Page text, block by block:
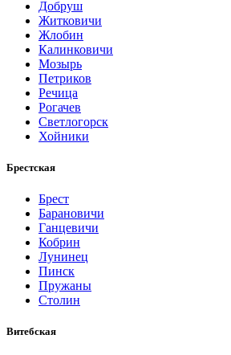
Добруш
Житковичи
Жлобин
Калинковичи
Мозырь
Петриков
Речица
Рогачев
Светлогорск
Хойники
Брестская
Брест
Барановичи
Ганцевичи
Кобрин
Лунинец
Пинск
Пружаны
Столин
Витебская